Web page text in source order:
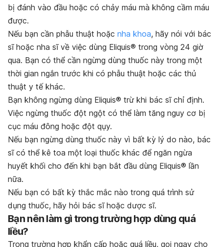
bị đánh vào đầu hoặc có chảy máu mà không cầm máu
được.
Nếu bạn cần phẫu thuật hoặc nha khoa, hãy nói với bác
sĩ hoặc nha sĩ về việc dùng Eliquis® trong vòng 24 giờ
qua. Bạn có thể cần ngừng dùng thuốc này trong một
thời gian ngắn trước khi có phẫu thuật hoặc các thủ
thuật y tế khác.
Bạn không ngừng dùng Eliquis® trừ khi bác sĩ chỉ định.
Việc ngừng thuốc đột ngột có thể làm tăng nguy cơ bị
cục máu đông hoặc đột qụy.
Nếu bạn ngừng dùng thuốc này vì bất kỳ lý do nào, bác
sĩ có thể kê toa một loại thuốc khác để ngăn ngừa
huyết khối cho đến khi bạn bắt đầu dùng Eliquis® lần
nữa.
Nếu bạn có bất kỳ thắc mắc nào trong quá trình sử
dụng thuốc, hãy hỏi bác sĩ hoặc dược sĩ.
Bạn nên làm gì trong trường hợp dùng quá
liều?
Trong trường hợp khẩn cấp hoặc quá liều, gọi ngay cho